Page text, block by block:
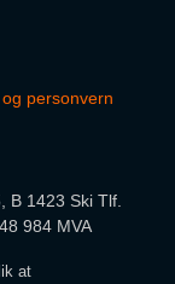
personvern
B 1423 Ski Tlf.
984 MVA
at